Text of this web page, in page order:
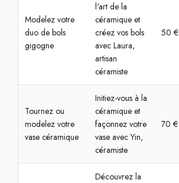
Modelez votre
duo de bols
gigogne
l'art de la
céramique et
créez vos bols
avec Laura,
artisan
céramiste
50 €
Tournez ou
modelez votre
vase céramique
Initiez-vous à la
céramique et
façonnez votre
vase avec Yin,
céramiste
70 €
Découvrez la